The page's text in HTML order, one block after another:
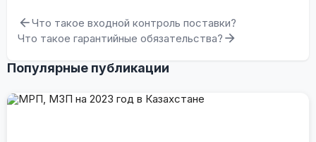
закупок (включая проекты OMarket.kz, Tenderbot.kz и
ERP.ESEP).
Что такое входной контроль поставки?
Что такое гарантийные обязательства?
Популярные публикации